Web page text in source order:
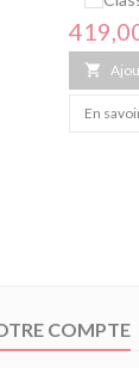
Prix

En
COMPTE